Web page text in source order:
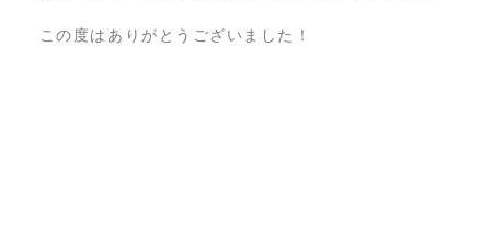
この度はありがとうございました！